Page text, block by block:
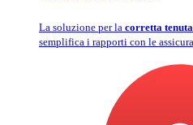
La soluzione per la corretta
semplifica i rapporti con le